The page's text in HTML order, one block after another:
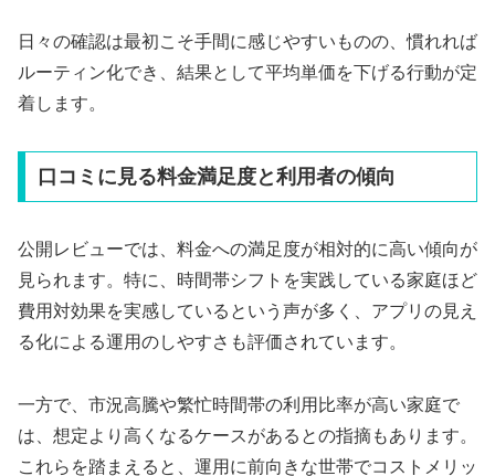
日々の確認は最初こそ手間に感じやすいものの、慣れれば
ルーティン化でき、結果として平均単価を下げる行動が定
着します。
口コミに見る料金満足度と利用者の傾向
公開レビューでは、料金への満足度が相対的に高い傾向が
見られます。特に、時間帯シフトを実践している家庭ほど
費用対効果を実感しているという声が多く、アプリの見え
る化による運用のしやすさも評価されています。
一方で、市況高騰や繁忙時間帯の利用比率が高い家庭で
は、想定より高くなるケースがあるとの指摘もあります。
これらを踏まえると、運用に前向きな世帯でコストメリッ